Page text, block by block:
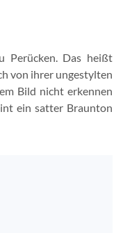
Perücken. Das heißt
von ihrer ungestylten
Bild nicht erkennen
ein satter Braunton